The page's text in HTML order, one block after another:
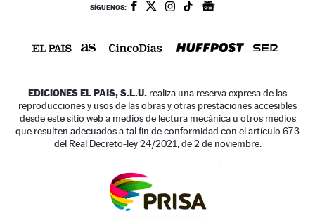
SÍGUENOS:
EDICIONES EL PAIS, S.L.U. realiza una reserva expresa de las
reproducciones y usos de las obras y otras prestaciones accesibles
desde este sitio web a medios de lectura mecánica u otros medios
que resulten adecuados a tal fin de conformidad con el artículo 67.3
del Real Decreto-ley 24/2021, de 2 de noviembre.